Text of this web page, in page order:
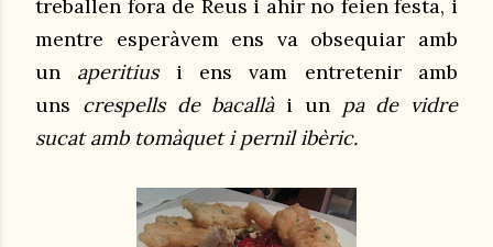
treballen fora de Reus i ahir no feien festa, i
mentre esperàvem ens va obsequiar amb
un aperitiusi ens vam entretenir amb
uns crespells de bacallài un pa de vidre
sucat amb tomàquet i pernil ibèric.